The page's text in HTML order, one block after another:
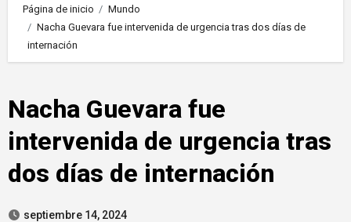
Página de inicio
Mundo
Nacha Guevara fue intervenida de urgencia tras dos días de
internación
Nacha Guevara fue
intervenida de urgencia tras
dos días de internación
septiembre 14, 2024